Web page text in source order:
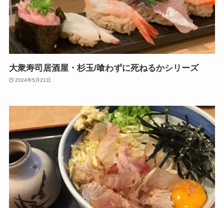
大衆寿司居酒屋・杉玉/喰わずに死ねるかシリーズ
2024年5月21日